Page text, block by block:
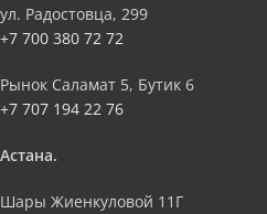
ул. Радостовца, 299
+7 700 380 72 72
Рынок Саламат 5, Бутик 6
+7 707 194 22 76
Астана.
Шары Жиенкуловой 11Г